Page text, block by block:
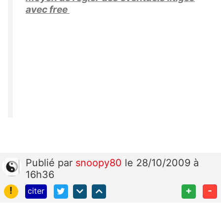
avec free
Publié par snoopy80 le 28/10/2009 à
16h36
!
citer + -